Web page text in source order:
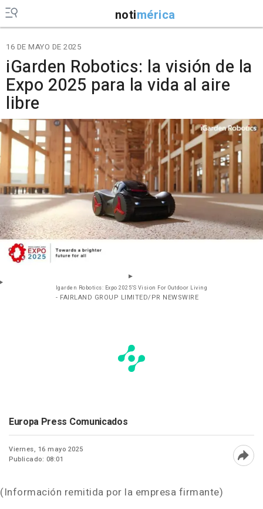
notimérica
16 DE MAYO DE 2025
iGarden Robotics: la visión de la
Expo 2025 para la vida al aire
libre
Igarden Robotics: Expo 2025’S Vision For Outdoor Living
- FAIRLAND GROUP LIMITED/PR NEWSWIRE
Europa Press Comunicados
Viernes, 16 mayo 2025
Publicado: 08:01
(Información remitida por la empresa firmante)